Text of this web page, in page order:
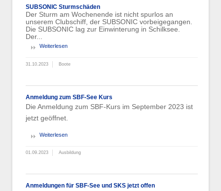
SUBSONIC Sturmschäden
Der Sturm am Wochenende ist nicht spurlos an
unserem Clubschiff, der SUBSONIC vorbeigegangen.
Die SUBSONIC lag zur Einwinterung in Schilksee.
Der...
Weiterlesen
31.10.2023 Boote
Anmeldung zum SBF-See Kurs
Die Anmeldung zum SBF-Kurs im September 2023 ist
jetzt geöffnet.
Weiterlesen
01.09.2023 Ausbildung
Anmeldungen für SBF-See und SKS jetzt offen